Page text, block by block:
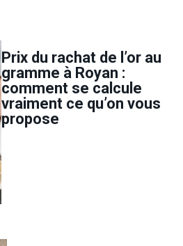
Prix du rachat de l’or au
gramme à Royan :
comment se calcule
vraiment ce qu’on vous
propose